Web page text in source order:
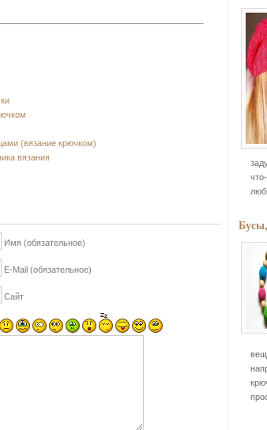
(вязание крючком)
вязания
Имя (обязательное)
E-Mail (обязательное)
Сайт